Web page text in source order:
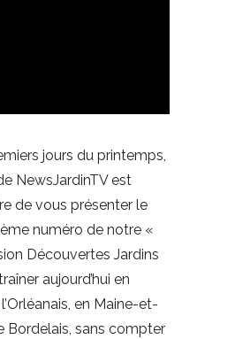
jours du printemps,
NewsJardinTV est
de vous présenter le
numéro de notre «
Découvertes Jardins
aujourd’hui en
en Maine-et-
Bordelais, sans compter